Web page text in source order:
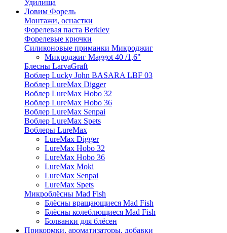
Удилища
Ловим Форель
Монтажи, оснастки
Форелевая паста Berkley
Форелевые крючки
Силиконовые приманки Микроджиг
Микроджиг Maggot 40 /1,6"
Блесны LarvaGraft
Воблер Lucky John BASARA LBF 03
Воблер LureMax Digger
Воблер LureMax Hobo 32
Воблер LureMax Hobo 36
Воблер LureMax Senpai
Воблер LureMax Spets
Воблеры LureMax
LureMax Digger
LureMax Hobo 32
LureMax Hobo 36
LureMax Moki
LureMax Senpai
LureMax Spets
Микроблёсны Mad Fish
Блёсны вращающиеся Mad Fish
Блёсны колеблющиеся Mad Fish
Болванки для блёсен
Прикормки, ароматизаторы, добавки